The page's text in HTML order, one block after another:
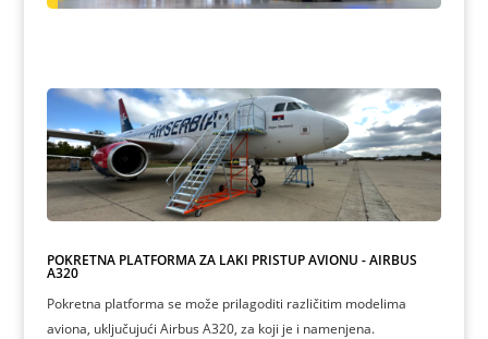
POKRETNA PLATFORMA ZA LAKI PRISTUP AVIONU - AIRBUS
A320
Pokretna platforma se može prilagoditi različitim modelima
aviona, uključujući Airbus A320, za koji je i namenjena.